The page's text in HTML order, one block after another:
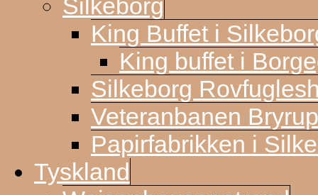
Silkeborg
King Buffet i
King buffet i
Silkeborg
Veteranbanen
Papirfabrikken i
Tyskland